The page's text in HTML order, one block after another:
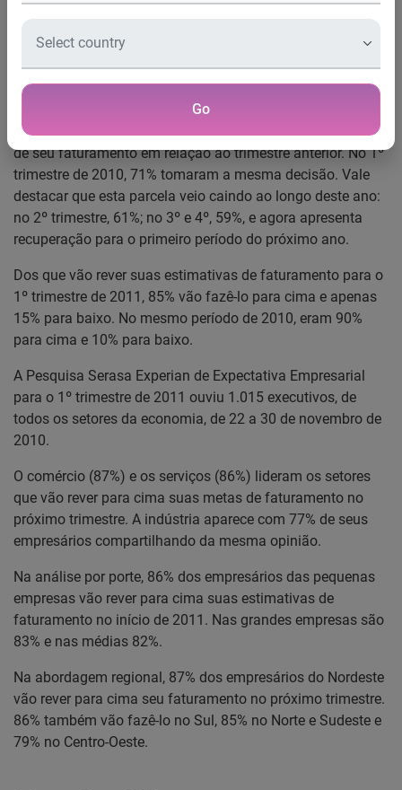
Go
Pesquisa com 1.015 executivos, de todos os setores da
para cima suas estimativas de faturamento para o 1º
trimestre e está otimista em relação ao novo governo
São Paulo, 17 de dezembro de 2010 -
de 2011, 66% dos entrevistados vão rever as estimativas
de seu faturamento em relação ao trimestre anterior. No 1º
trimestre de 2010, 71% tomaram a mesma decisão. Vale
destacar que esta parcela veio caindo ao longo deste ano:
no 2º trimestre, 61%; no 3º e 4º, 59%, e agora apresenta
recuperação para o primeiro período do próximo ano.
Dos que vão rever suas estimativas de faturamento para o
1º trimestre de 2011, 85% vão fazê-lo para cima e apenas
15% para baixo. No mesmo período de 2010, eram 90%
para cima e 10% para baixo.
A Pesquisa Serasa Experian de Expectativa Empresarial
para o 1º trimestre de 2011 ouviu 1.015 executivos, de
todos os setores da economia, de 22 a 30 de novembro de
2010.
O comércio (87%) e os serviços (86%) lideram os setores
que vão rever para cima suas metas de faturamento no
próximo trimestre. A indústria aparece com 77% de seus
empresários compartilhando da mesma opinião.
Na análise por porte, 86% dos empresários das pequenas
empresas vão rever para cima suas estimativas de
faturamento no início de 2011. Nas grandes empresas são
83% e nas médias 82%.
Na abordagem regional, 87% dos empresários do Nordeste
vão rever para cima seu faturamento no próximo trimestre.
86% também vão fazê-lo no Sul, 85% no Norte e Sudeste e
79% no Centro-Oeste.